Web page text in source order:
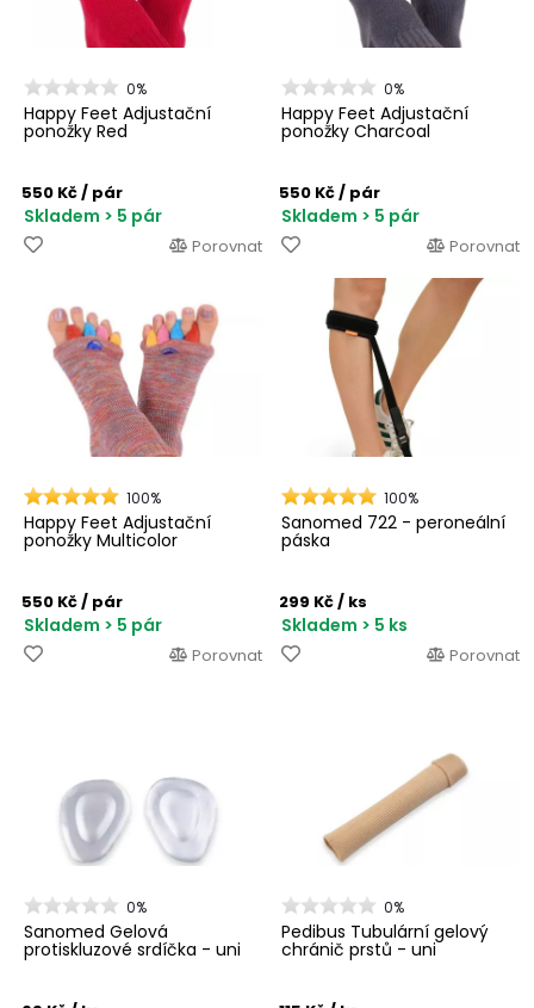
0%
Happy Feet Adjustační
ponožky Red
550 Kč/ pár
Skladem > 5 pár
Porovnat
0%
Happy Feet Adjustační
ponožky Charcoal
550 Kč/ pár
Skladem > 5 pár
Porovnat
100%
Happy Feet Adjustační
ponožky Multicolor
550 Kč/ pár
Skladem > 5 pár
Porovnat
100%
Sanomed 722 - peroneální
páska
299 Kč/ ks
Skladem > 5 ks
Porovnat
0%
Sanomed Gelová
protiskluzové srdíčka - uni
0%
Pedibus Tubulární gelový
chránič prstů - uni